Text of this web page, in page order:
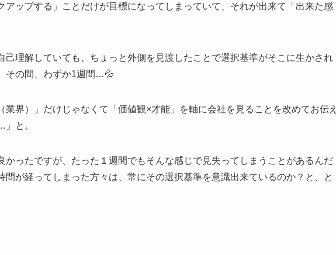
アップする」ことだけが目標になってしまっていて、それが出来て「出来た感
己理解していても、ちょっと外側を見渡したことで選択基準がそこに生かされ
その間、わずか1週間…💦
業界）」だけじゃなくて「価値観×才能」を軸に会社を見ることを改めてお伝え
と。
かったですが、たった１週間でもそんな感じで見失ってしまうことがあるんだ
間が経ってしまった方々は、常にその選択基準を意識出来ているのか？と、と